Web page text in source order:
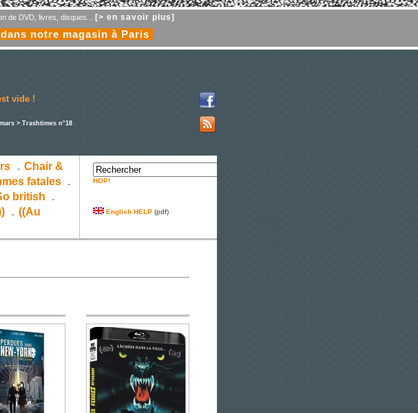
de DVD, livres, disques... [> en savoir plus]
notre magasin à Paris
vide !
> Trashtimes n°18
. Chair &
fatales
.
british
.
. ((Au
HOP!
English HELP (pdf)